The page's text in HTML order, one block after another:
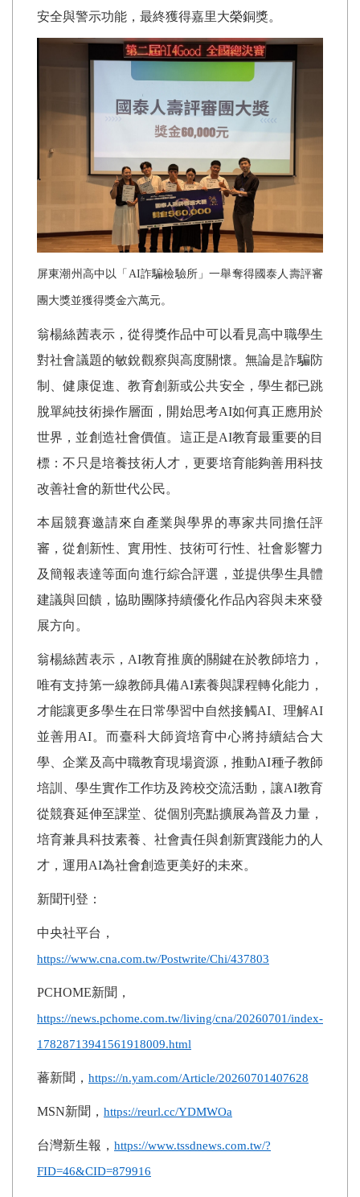
安全與警示功能，最終獲得嘉里大榮銅獎。
屏東潮州高中以「 AI詐騙檢驗所」一舉奪得國泰人壽評審
團大獎並獲得獎金六萬元。
翁楊絲茜表示，從得獎作品中可以看見高中職學生
對社會議題的敏銳觀察與高度關懷。無論是詐騙防
制、健康促進、教育創新或公共安全，學生都已跳
脫單純技術操作層面，開始思考AI如何真正應用於
世界，並創造社會價值。這正是AI教育最重要的目
標：不只是培養技術人才，更要培育能夠善用科技
改善社會的新世代公民。
本屆競賽邀請來自產業與學界的專家共同擔任評
審，從創新性、實用性、技術可行性、社會影響力
及簡報表達等面向進行綜合評選，並提供學生具體
建議與回饋，協助團隊持續優化作品內容與未來發
展方向。
翁楊絲茜表示， AI教育推廣的關鍵在於教師培力，
唯有支持第一線教師具備AI素養與課程轉化能力，
才能讓更多學生在日常學習中自然接觸AI、理解AI
並善用 AI。而臺科大師資培育中心將持續結合大
學、企業及高中職教育現場資源，推動AI種子教師
培訓、學生實作工作坊及跨校交流活動，讓AI教育
從競賽延伸至課堂、從個別亮點擴展為普及力量，
培育兼具科技素養、社會責任與創新實踐能力的人
才，運用 AI為社會創造更美好的未來。
新聞刊登：
中央社平台，
https://www.cna.com.tw/Postwrite/Chi/437803
PCHOME新聞，
https://news.pchome.com.tw/living/cna/20260701/index-
17828713941561918009.html
蕃新聞， https://n.yam.com/Article/20260701407628
MSN新聞， https://reurl.cc/YDMWOa
台灣新生報， https://www.tssdnews.com.tw/?
FID=46&CID=879916